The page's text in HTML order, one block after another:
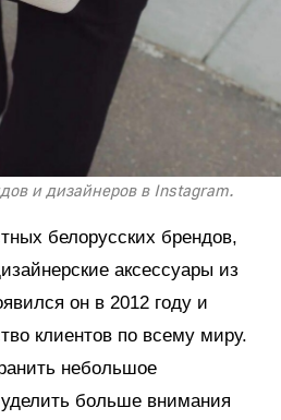
и дизайнеров в Instagram.
белорусских брендов,
аксессуары из
он в 2012 году и
клиентов по всему миру.
небольшое
больше внимания